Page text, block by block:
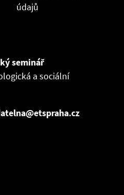
údajů
seminář
a sociální